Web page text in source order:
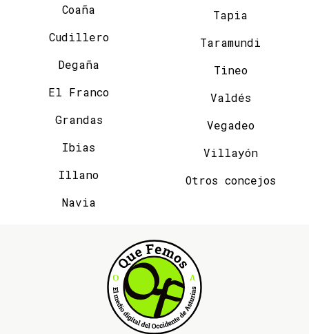
Coaña
Cudillero
Degaña
El Franco
Grandas
Ibias
Illano
Navia
Tapia
Taramundi
Tineo
Valdés
Vegadeo
Villayón
Otros concejos